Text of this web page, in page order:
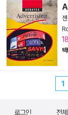
택
1
로그인 전